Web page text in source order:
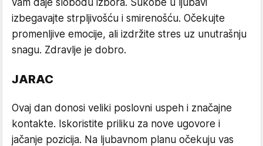
izbegavajte strpljivošću i smirenošću. Očekujte
promenljive emocije, ali izdržite stres uz unutrašnju
snagu. Zdravlje je dobro.
JARAC
Ovaj dan donosi veliki poslovni uspeh i značajne
kontakte. Iskoristite priliku za nove ugovore i
jačanje pozicija. Na ljubavnom planu očekuju vas